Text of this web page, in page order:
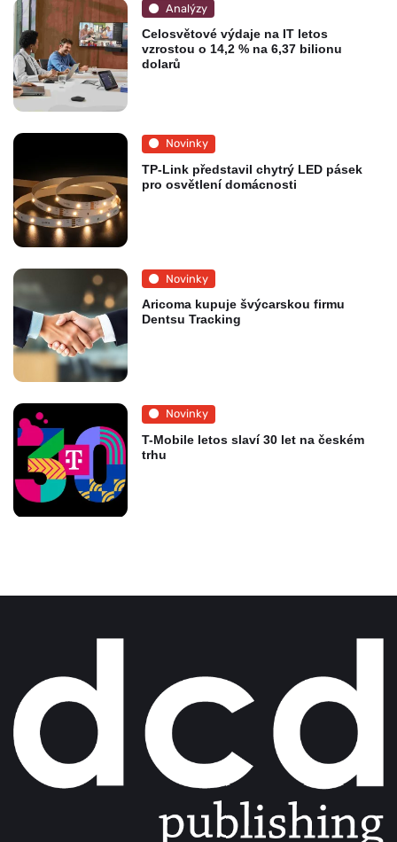
Analýzy
Celosvětové výdaje na IT letos
vzrostou o 14,2 % na 6,37 bilionu
dolarů
Novinky
TP-Link představil chytrý LED pásek
pro osvětlení domácnosti
Novinky
Aricoma kupuje švýcarskou firmu
Dentsu Tracking
Novinky
T-Mobile letos slaví 30 let na českém
trhu